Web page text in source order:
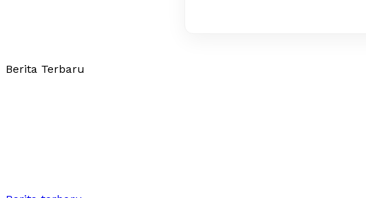
Berita Terbaru